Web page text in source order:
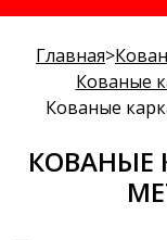
Главная>
Кованые
Кованые
КОВАНЫЕ